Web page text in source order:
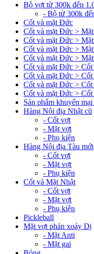
Bộ vợt từ 300k đến
- Bộ từ 300k
Cốt và mặt Đức
Cốt và mặt Đức >
Cốt và mặt Đức >
Cốt và mặt Đức >
Cốt và mặt Đức >
Cốt và mặt Đức >
Cốt và mặt Đức > Cốt
Cốt và mặt Đức >
Cốt và mặt Đức >
Sản phẩm khuyến
Hàng Nội địa Nhật cũ
- Cốt vợt
- Mặt vợt
- Phụ kiện
Hàng Nội địa Tàu mới
- Cốt vợt
- Mặt vợt
- Phụ kiện
Cốt và Mặt Nhật
- Cốt vợt
- Mặt vợt
- Phụ kiện
Pickleball
Mặt vợt phản xoáy Dị
- Mặt Anti
- Mặt gai